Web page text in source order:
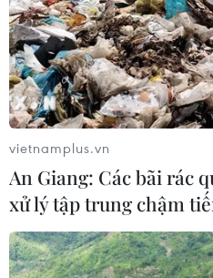
vietnamplus.vn
An Giang: Các bãi rác
xử lý tập trung chậm